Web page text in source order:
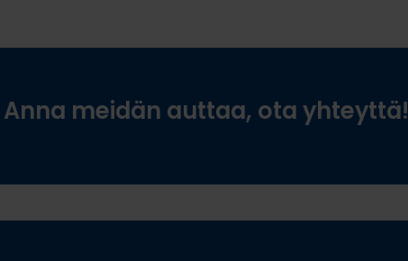
Anna meidän auttaa, ota yhteyttä!